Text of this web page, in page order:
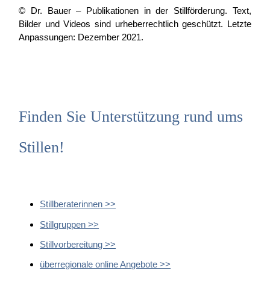
© Dr. Bauer – Publikationen in der Stillförderung. Text,
Bilder und Videos sind urheberrechtlich geschützt. Letzte
Anpassungen: Dezember 2021.
Finden Sie Unterstützung rund ums
Stillen!
Stillberaterinnen >>
Stillgruppen >>
Stillvorbereitung >>
überregionale online Angebote >>